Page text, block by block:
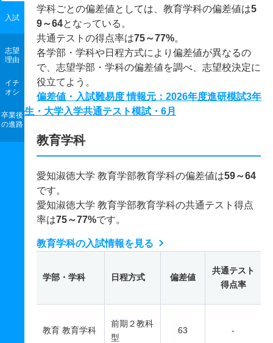
入試
志望
理由
イチ
オシ
卒業後
の進路
学科ごとの偏差値としては、教育学科の偏差値は5
9～64となっている。
共通テストの得点率は75～77%。
各学部・学科や日程方式により偏差値が異なるの
で、志望学部・学科の偏差値を調べ、志望校決定に
役立てよう。
偏差値・入試難易度 情報元：2026年度進研模試3年
生・大学入学共通テスト模試・6月
教育学科
愛知淑徳大学 教育学部教育学科の偏差値は59～64
です。
愛知淑徳大学 教育学部教育学科の共通テスト得点
率は75～77%です。
教育学科の入試情報を見る
学部・学科 日程方式 偏差値
共通テスト
得点率
教育 教育学科
前期２教科
型
63 -